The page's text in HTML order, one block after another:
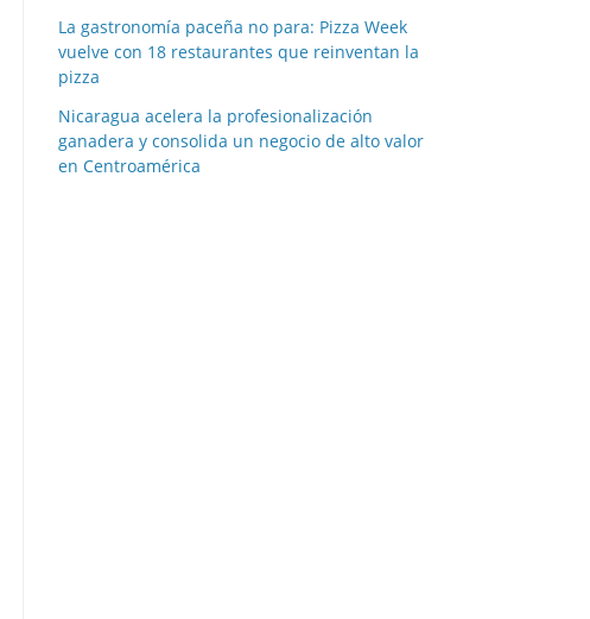
La gastronomía paceña no para: Pizza Week
vuelve con 18 restaurantes que reinventan la
pizza
Nicaragua acelera la profesionalización
ganadera y consolida un negocio de alto valor
en Centroamérica